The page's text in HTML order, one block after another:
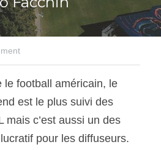
RAPIDE
le football américain, le
est le plus suivi des
mais c’est aussi un des
pour les diffuseurs.